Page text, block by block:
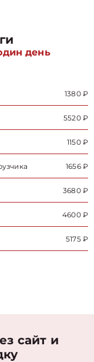
день
1380 ₽
5520 ₽
1150 ₽
1656 ₽
3680 ₽
4600 ₽
5175 ₽
сайт и